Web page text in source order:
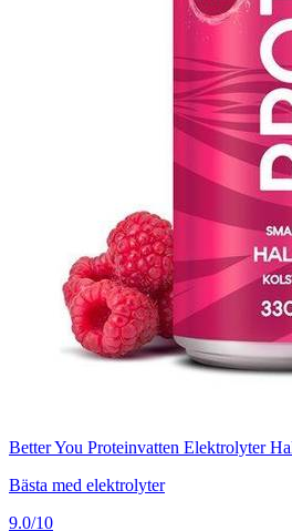
Better You Proteinvatten Elektrolyter
Bästa med elektrolyter
9.0/10